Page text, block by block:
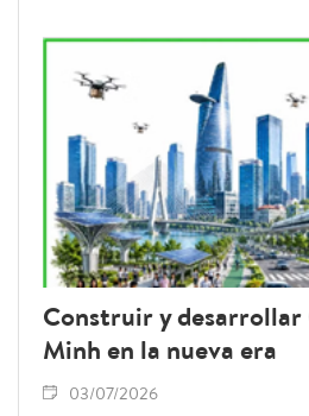
Construir y desarrollar
Minh en la nueva era
03/07/2026